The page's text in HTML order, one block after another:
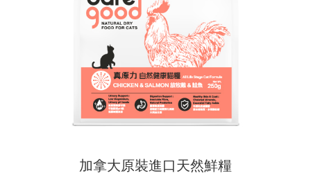
加拿大原裝進口天然鮮糧